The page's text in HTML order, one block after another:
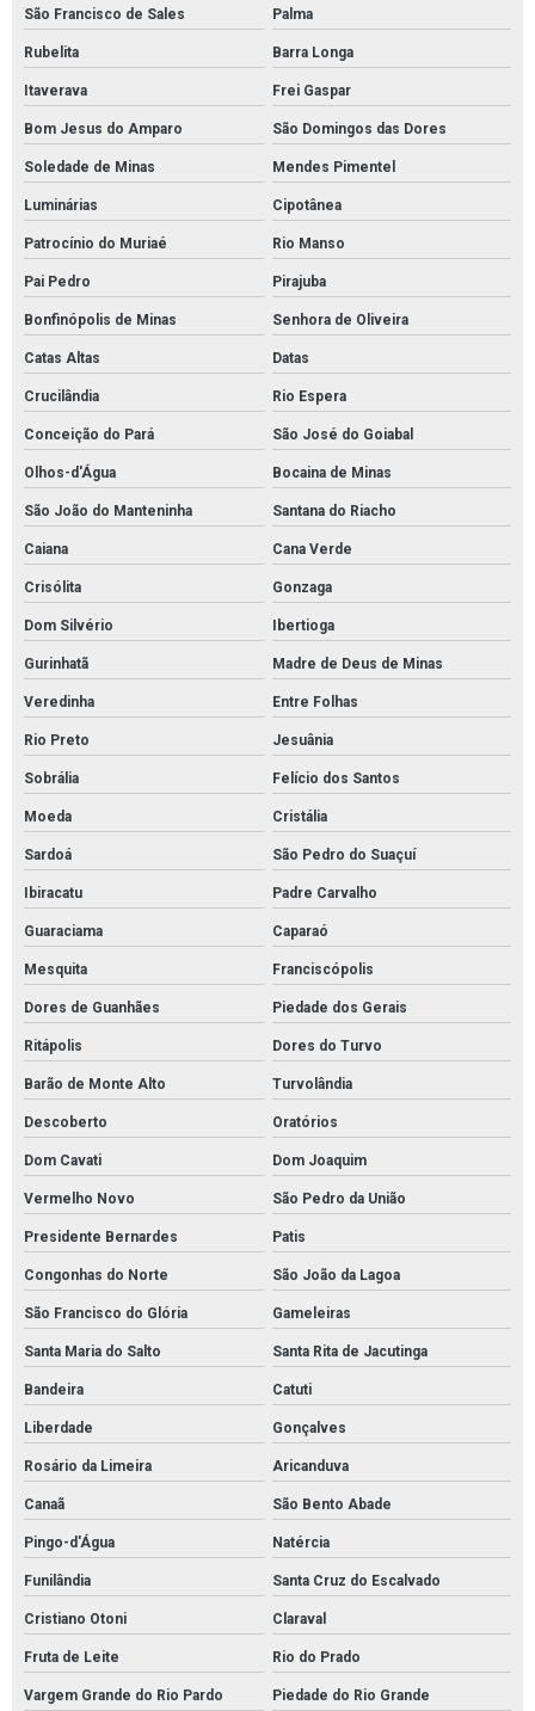
São Francisco de Sales Palma
Rubelita Barra Longa
Itaverava Frei Gaspar
Bom Jesus do Amparo São Domingos das Dores
Soledade de Minas Mendes Pimentel
Luminárias Cipotânea
Patrocínio do Muriaé Rio Manso
Pai Pedro Pirajuba
Bonfinópolis de Minas Senhora de Oliveira
Catas Altas Datas
Crucilândia Rio Espera
Conceição do Pará São José do Goiabal
Olhos-d'Água Bocaina de Minas
São João do Manteninha Santana do Riacho
Caiana Cana Verde
Crisólita Gonzaga
Dom Silvério Ibertioga
Gurinhatã Madre de Deus de Minas
Veredinha Entre Folhas
Rio Preto Jesuânia
Sobrália Felício dos Santos
Moeda Cristália
Sardoá São Pedro do Suaçuí
Ibiracatu Padre Carvalho
Guaraciama Caparaó
Mesquita Franciscópolis
Dores de Guanhães Piedade dos Gerais
Ritápolis Dores do Turvo
Barão de Monte Alto Turvolândia
Descoberto Oratórios
Dom Cavati Dom Joaquim
Vermelho Novo São Pedro da União
Presidente Bernardes Patis
Congonhas do Norte São João da Lagoa
São Francisco do Glória Gameleiras
Santa Maria do Salto Santa Rita de Jacutinga
Bandeira Catuti
Liberdade Gonçalves
Rosário da Limeira Aricanduva
Canaã São Bento Abade
Pingo-d'Água Natércia
Funilândia Santa Cruz do Escalvado
Cristiano Otoni Claraval
Fruta de Leite Rio do Prado
Vargem Grande do Rio Pardo Piedade do Rio Grande